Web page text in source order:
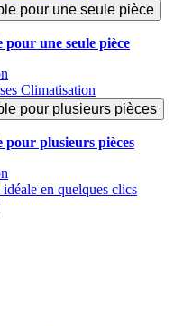
pour une seule pièce
une seule pièce
Climatisation
pour plusieurs pièces
plusieurs pièces
en quelques clics